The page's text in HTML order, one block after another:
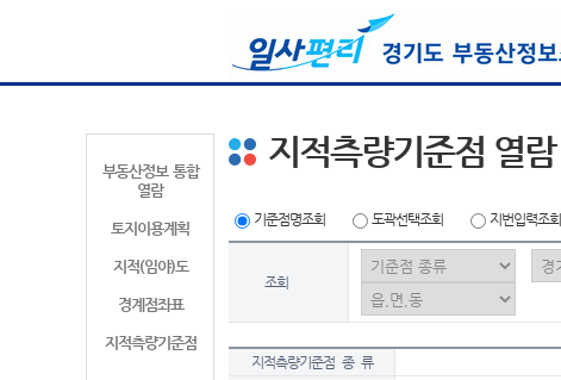
부동산정보 통합
열람
토지이용계획
지적(임야)도
경계점좌표
지적측량기준점
지적측량기준점 열람
기준점명조회 도곽선택조회 지번입력조회
조회
지적측량기준점 종 류